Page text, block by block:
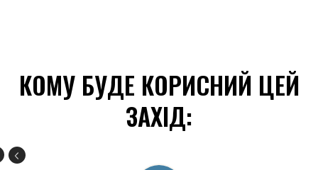
КОМУ БУДЕ КОРИСНИЙ ЦЕЙ
ЗАХІД: